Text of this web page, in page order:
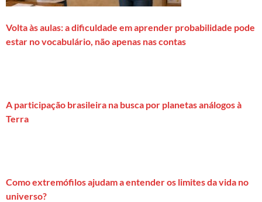
Volta às aulas: a dificuldade em aprender probabilidade pode
estar no vocabulário, não apenas nas contas
A participação brasileira na busca por planetas análogos à
Terra
Como extremófilos ajudam a entender os limites da vida no
universo?